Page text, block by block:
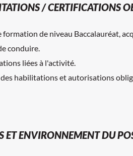
/ CERTIFICATIONS
formation de niveau Baccalauréat,
conduire.
liées à l'activité.
habilitations et autorisations
ET ENVIRONNEMENT DU